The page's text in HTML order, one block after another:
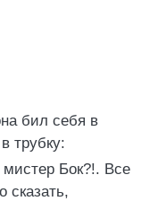
бил себя в
трубку:
Бок?!. Все
сказать,